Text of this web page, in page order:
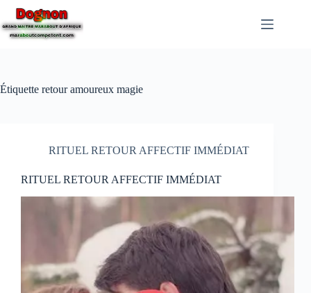
Étiquette retour amoureux magie
RITUEL RETOUR AFFECTIF IMMÉDIAT
RITUEL RETOUR AFFECTIF IMMÉDIAT